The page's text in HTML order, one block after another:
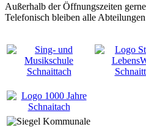
Außerhalb der Öffnungszeiten
Telefonisch bleiben alle